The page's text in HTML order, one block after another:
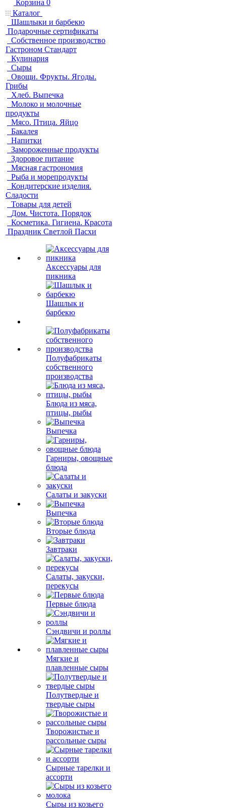
Корзина 0
Каталог
Шашлыки и барбекю
Подарочные сертификаты
Собственное производство
Гастроном Стандарт
Кулинария
Сыры
Овощи. Фрукты. Ягоды.
Грибы
Хлеб. Выпечка
Молоко и молочные
продукты
Мясо. Птица. Яйцо
Бакалея
Напитки
Замороженные продукты
Здоровое питание
Мясная гастрономия
Рыба и морепродукты
Кондитерские изделия.
Сладости
Товары для детей
Дом. Чистота. Порядок
Косметика. Гигиена. Красота
Праздник Светлой Пасхи
Аксессуары для
пикника
Шашлык и
барбекю
Полуфабрикаты
собственного
производства
Блюда из мяса,
птицы, рыбы
Выпечка
Гарниры, овощные
блюда
Салаты и закуски
Выпечка
Вторые блюда
Завтраки
Салаты, закуски,
перекусы
Первые блюда
Сэндвичи и роллы
Мягкие и
плавленные сыры
Полутвердые и
твердые сыры
Творожистые и
рассольные сыры
Сырные тарелки и
ассорти
Сыры из козьего